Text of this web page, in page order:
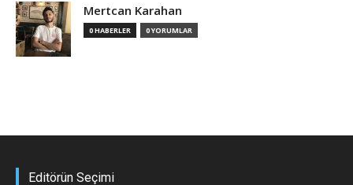
Mertcan Karahan
0 HABERLER 0 YORUMLAR
Editörün Seçimi